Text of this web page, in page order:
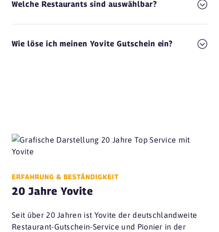
Welche Restaurants sind auswählbar?
Wie löse ich meinen Yovite Gutschein ein?
ERFAHRUNG & BESTÄNDIGKEIT
20 Jahre Yovite
Seit über 20 Jahren ist Yovite der deutschlandweite
Restaurant-Gutschein-Service und Pionier in der